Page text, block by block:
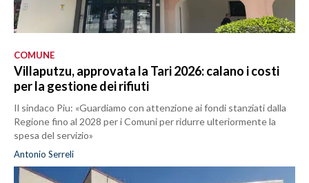
COMUNE
Villaputzu, approvata la Tari 2026: calano i costi
per la gestione dei rifiuti
Il sindaco Piu: «Guardiamo con attenzione ai fondi stanziati dalla
Regione fino al 2028 per i Comuni per ridurre ulteriormente la
spesa del servizio»
Antonio Serreli